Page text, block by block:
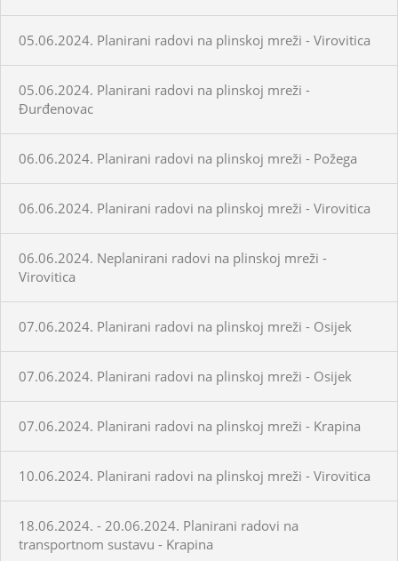
05.06.2024. Planirani radovi na plinskoj mreži - Virovitica
05.06.2024. Planirani radovi na plinskoj mreži -
Đurđenovac
06.06.2024. Planirani radovi na plinskoj mreži - Požega
06.06.2024. Planirani radovi na plinskoj mreži - Virovitica
06.06.2024. Neplanirani radovi na plinskoj mreži -
Virovitica
07.06.2024. Planirani radovi na plinskoj mreži - Osijek
07.06.2024. Planirani radovi na plinskoj mreži - Osijek
07.06.2024. Planirani radovi na plinskoj mreži - Krapina
10.06.2024. Planirani radovi na plinskoj mreži - Virovitica
18.06.2024. - 20.06.2024. Planirani radovi na
transportnom sustavu - Krapina